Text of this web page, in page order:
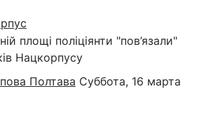
площі поліціянти "пов’язали"
Нацкорпусу
Полтава Суббота, 16 марта